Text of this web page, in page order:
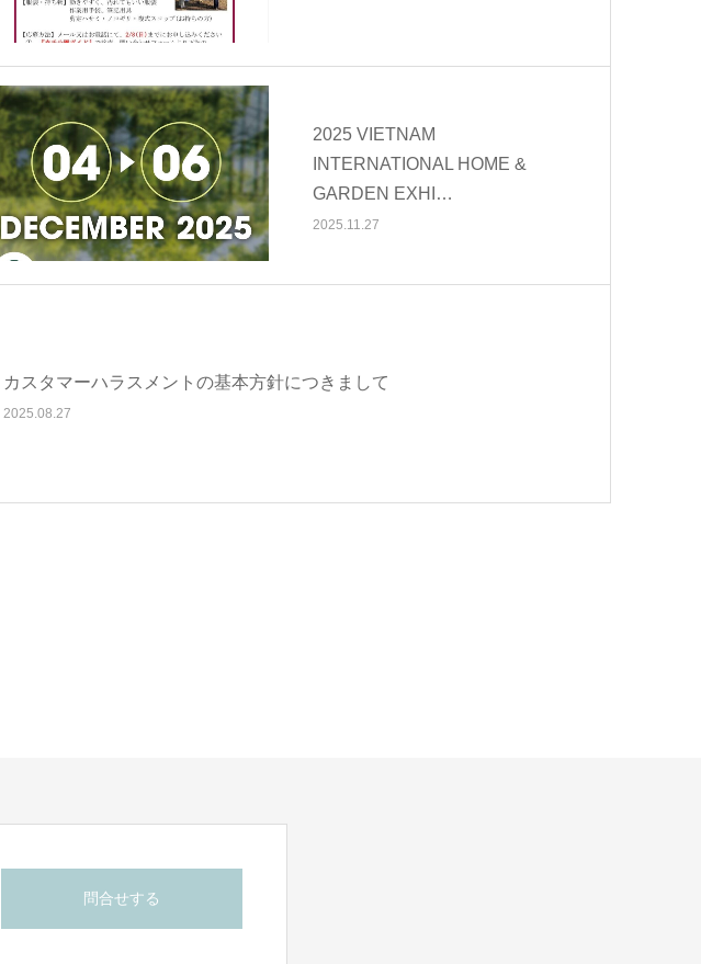
2025 VIETNAM
INTERNATIONAL HOME &
GARDEN EXHI…
2025.11.27
カスタマーハラスメントの基本方針につきまして
2025.08.27
問合せする